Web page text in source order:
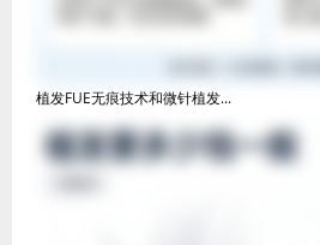
植发FUE无痕技术和微针植发...